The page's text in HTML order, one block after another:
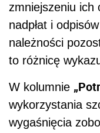
zmniejszeniu ich
nadpłat i
należności
to różnicę
W kolumnie
wykorzystania
wygaśnięcia